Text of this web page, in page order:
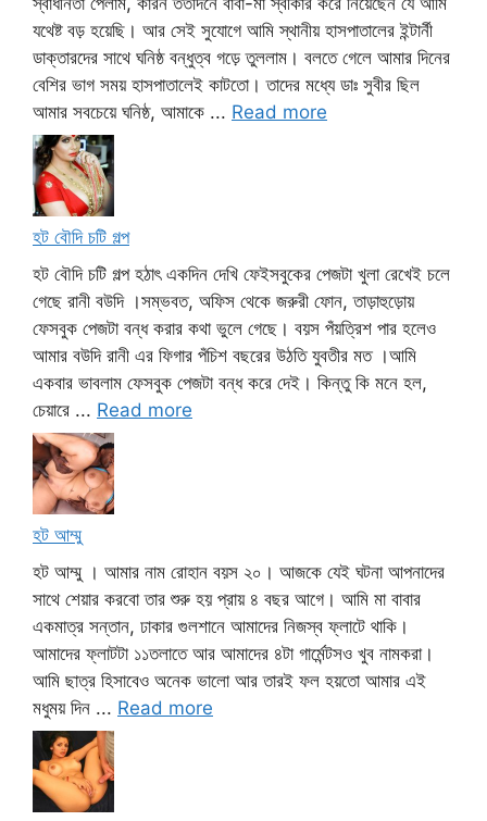
যথেষ্ট বড় হয়েছি। আর সেই সুযোগে আমি স্থানীয় হাসপাতালের ইন্টার্নী
ডাক্তারদের সাথে ঘনিষ্ঠ বন্ধুত্ব গড়ে তুললাম। বলতে গেলে আমার দিনের
বেশির ভাগ সময় হাসপাতালেই কাটতো। তাদের মধ্যে ডাঃ সুবীর ছিল
আমার সবচেয়ে ঘনিষ্ঠ, আমাকে ... Read more
হট বৌদি চটি গল্প
হট বৌদি চটি গল্প হঠাৎ একদিন দেখি ফেইসবুকের পেজটা খুলা রেখেই চলে
গেছে রানী বউদি ।সম্ভবত, অফিস থেকে জরুরী ফোন, তাড়াহুড়োয়
ফেসবুক পেজটা বন্ধ করার কথা ভুলে গেছে। বয়স পঁয়ত্রিশ পার হলেও
আমার বউদি রানী এর ফিগার পঁচিশ বছরের উঠতি যুবতীর মত ।আমি
একবার ভাবলাম ফেসবুক পেজটা বন্ধ করে দেই। কিন্তু কি মনে হল,
চেয়ারে ... Read more
হট আম্মু
হট আম্মু । আমার নাম রোহান বয়স ২০। আজকে যেই ঘটনা আপনাদের
সাথে শেয়ার করবো তার শুরু হয় প্রায় ৪ বছর আগে। আমি মা বাবার
একমাত্র সন্তান, ঢাকার গুলশানে আমাদের নিজস্ব ফ্লাটে থাকি।
আমাদের ফ্লাটটা ১১তলাতে আর আমাদের ৪টা গার্মেন্টসও খুব নামকরা।
আমি ছাত্র হিসাবেও অনেক ভালো আর তারই ফল হয়তো আমার এই
মধুময় দিন ... Read more